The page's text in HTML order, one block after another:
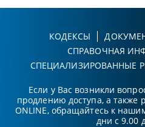
КОДЕКСЫ
СПРАВОЧНАЯ
СПЕЦИАЛИЗИРОВАННЫЕ
Если у Вас возникли
продлению доступа, а также
ONLINE, обращайтесь к
дни с 9.00